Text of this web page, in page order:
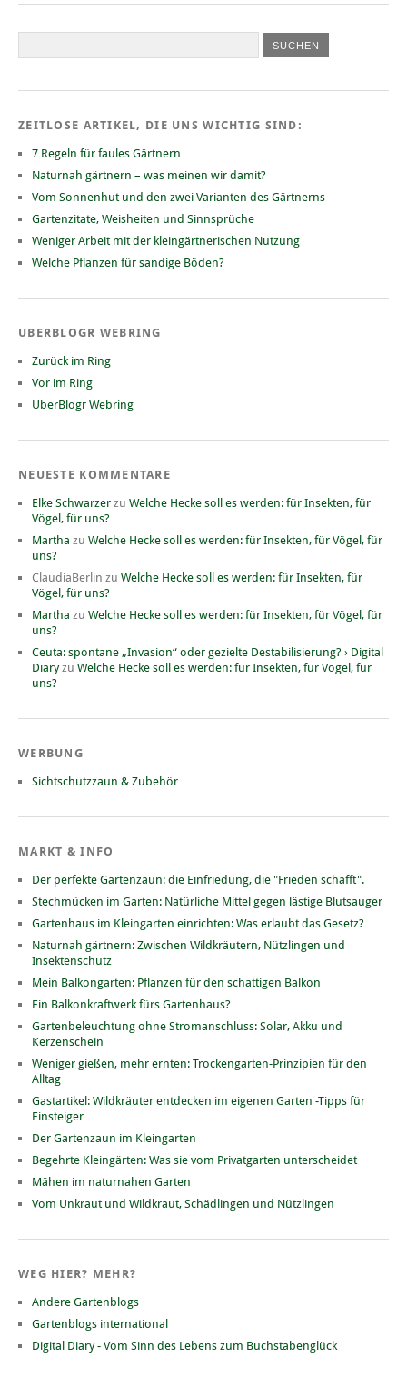
ZEITLOSE ARTIKEL, DIE UNS WICHTIG SIND:
7 Regeln für faules Gärtnern
Naturnah gärtnern – was meinen wir damit?
Vom Sonnenhut und den zwei Varianten des Gärtnerns
Gartenzitate, Weisheiten und Sinnsprüche
Weniger Arbeit mit der kleingärtnerischen Nutzung
Welche Pflanzen für sandige Böden?
UBERBLOGR WEBRING
Zurück im Ring
Vor im Ring
UberBlogr Webring
NEUESTE KOMMENTARE
Elke Schwarzer zu Welche Hecke soll es werden: für Insekten, für
Vögel, für uns?
Martha zu Welche Hecke soll es werden: für Insekten, für Vögel, für
uns?
ClaudiaBerlin zu Welche Hecke soll es werden: für Insekten, für
Vögel, für uns?
Martha zu Welche Hecke soll es werden: für Insekten, für Vögel, für
uns?
Ceuta: spontane „Invasion“ oder gezielte Destabilisierung? › Digital
Diaryzu Welche Hecke soll es werden: für Insekten, für Vögel, für
uns?
WERBUNG
Sichtschutzzaun & Zubehör
MARKT & INFO
Der perfekte Gartenzaun: die Einfriedung, die "Frieden schafft".
Stechmücken im Garten: Natürliche Mittel gegen lästige Blutsauger
Gartenhaus im Kleingarten einrichten: Was erlaubt das Gesetz?
Naturnah gärtnern: Zwischen Wildkräutern, Nützlingen und
Insektenschutz
Mein Balkongarten: Pflanzen für den schattigen Balkon
Ein Balkonkraftwerk fürs Gartenhaus?
Gartenbeleuchtung ohne Stromanschluss: Solar, Akku und
Kerzenschein
Weniger gießen, mehr ernten: Trockengarten-Prinzipien für den
Alltag
Gastartikel: Wildkräuter entdecken im eigenen Garten -Tipps für
Einsteiger
Der Gartenzaun im Kleingarten
Begehrte Kleingärten: Was sie vom Privatgarten unterscheidet
Mähen im naturnahen Garten
Vom Unkraut und Wildkraut, Schädlingen und Nützlingen
WEG HIER? MEHR?
Andere Gartenblogs
Gartenblogs international
Digital Diary - Vom Sinn des Lebens zum Buchstabenglück